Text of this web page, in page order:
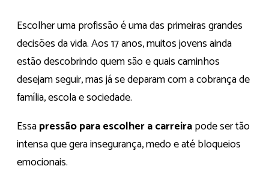
Escolher uma profissão é uma das primeiras grandes
decisões da vida. Aos 17 anos, muitos jovens ainda
estão descobrindo quem são e quais caminhos
desejam seguir, mas já se deparam com a cobrança de
família, escola e sociedade.
Essapressão para escolher a carreirapode ser tão
intensa que gera insegurança, medo e até bloqueios
emocionais.